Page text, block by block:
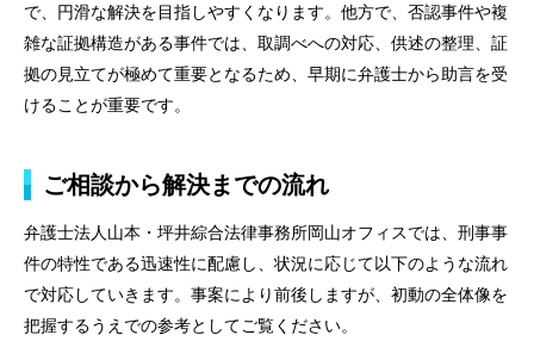
で、円滑な解決を目指しやすくなります。他方で、否認事件や複
雑な証拠構造がある事件では、取調べへの対応、供述の整理、証
拠の見立てが極めて重要となるため、早期に弁護士から助言を受
けることが重要です。
ご相談から解決までの流れ
弁護士法人山本・坪井綜合法律事務所岡山オフィスでは、刑事事
件の特性である迅速性に配慮し、状況に応じて以下のような流れ
で対応していきます。事案により前後しますが、初動の全体像を
把握するうえでの参考としてご覧ください。